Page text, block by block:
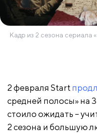
Кадр из 2 сезона
2 февраля Start
средней полосы» на
стоило ожидать –
2 сезона и большую